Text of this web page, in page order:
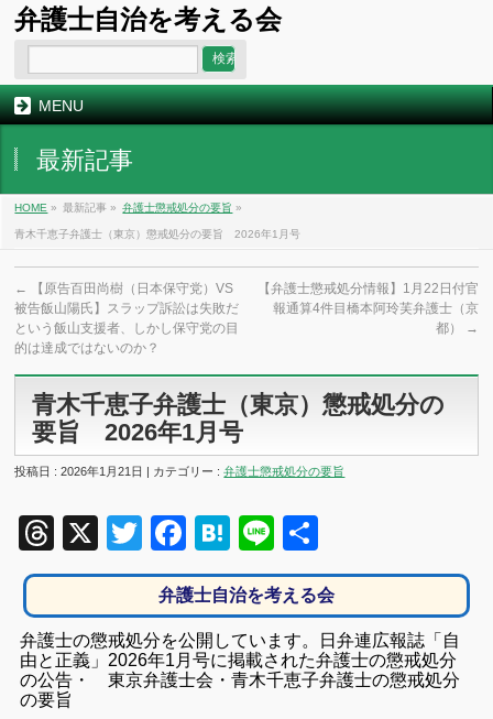
弁護士自治を考える会
MENU
最新記事
HOME » 最新記事 » 弁護士懲戒処分の要旨 »
青木千恵子弁護士（東京）懲戒処分の要旨 2026年1月号
←
【原告百田尚樹（日本保守党）VS
被告飯山陽氏】スラップ訴訟は失敗だ
という飯山支援者、しかし保守党の目
的は達成ではないのか？
【弁護士懲戒処分情報】1月22日付官
報通算4件目橋本阿玲芙弁護士（京
都）
→
青木千恵子弁護士（東京）懲戒処分の
要旨 2026年1月号
投稿日 : 2026年1月21日 | カテゴリー :弁護士懲戒処分の要旨
Threads
X TwitterFacebook
Hatena
Line
有
弁護士自治を考える会
弁護士の懲戒処分を公開しています。日弁連広報誌「自
由と正義」2026年1月号に掲載された弁護士の懲戒処分
の公告・ 東京弁護士会・青木千恵子弁護士の懲戒処分
の要旨